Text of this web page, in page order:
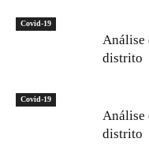
Covid-19
Análise
distrito
Covid-19
Análise
distrito